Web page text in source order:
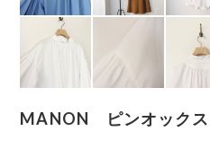
MANON ピンオックス